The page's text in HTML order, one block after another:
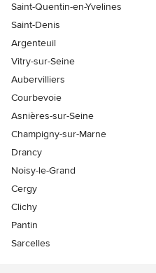
Saint-Quentin-en-Yvelines
Saint-Denis
Argenteuil
Vitry-sur-Seine
Aubervilliers
Courbevoie
Asnières-sur-Seine
Champigny-sur-Marne
Drancy
Noisy-le-Grand
Cergy
Clichy
Pantin
Sarcelles